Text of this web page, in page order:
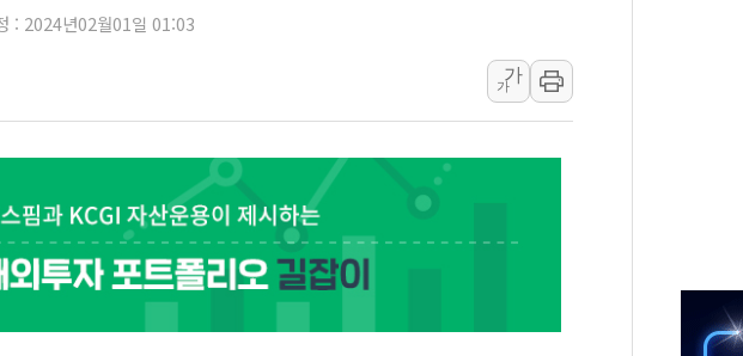
[컨콜] 네이버, AI탭 월간 활성 이용자수 1000만 돌파
[컨콜] 네이버, "엔비디아와 공고한 파트너십 이어갈
美공화, 韓 '개정 정통망법'에 항의 서한…"표현의 자
롯데쇼핑, 백화점이 이끈 반등...2분기 영업이익
합수본, '투표율 조작 의혹' 서울·경기·충북 선관위
교원그룹 펫 프렌들리 호텔 '키녹', 30일 2주년 기념 행
벤처업계 "정부 세제개편안 환영...RSU 세제지원 긍
최영근 한국전광 대표, ESG경영대상 환경부분 최우
: 2024년02월01일 01:03
가
가